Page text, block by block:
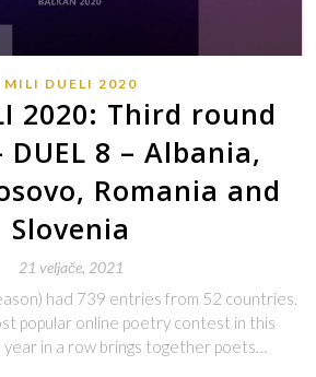
MILI DUELI 2020
2020: Third round
8 – Albania,
Romania and
Slovenia
21 veljače, 2021
had 739 entries from 52 countries.
popular online poetry contest in this
in a row brings together poets…